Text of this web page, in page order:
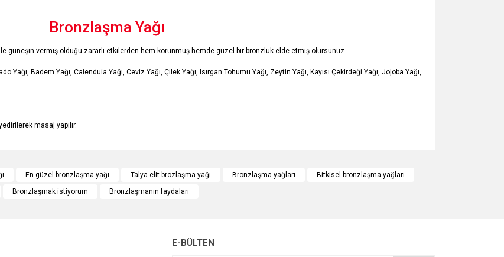
Bronzlaşma Yağı
ile güneşin vermiş olduğu zararlı etkilerden hem korunmuş hemde güzel bir bronzluk elde etmiş olursunuz.
Yağı, Badem Yağı, Caienduia Yağı, Ceviz Yağı, Çilek Yağı, Isırgan Tohumu Yağı, Zeytin Yağı, Kayısı Çekirdeği Yağı, Jojoba Yağı,
masaj yapılır.
Bu ürüne ilk yorumu siz yapın!
En güzel bronzlaşma yağı Talya elit brozlaşma yağı Bronzlaşma yağları
Bitkisel bronzlaşma yağları
Bronzlaşmak istiyorum Bronzlaşmanın faydaları
E-BÜLTEN